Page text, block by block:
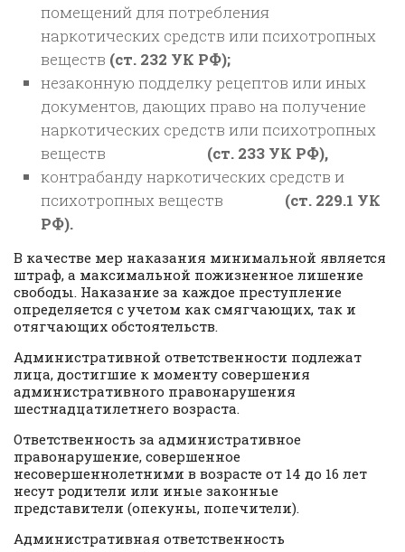
помещений для потребления
наркотических средств или психотропных
веществ (ст. 232 УК РФ);
незаконную подделку рецептов или иных
документов, дающих право на получение
наркотических средств или психотропных
веществ (ст. 233 УК РФ),
контрабанду наркотических средств и
психотропных веществ (ст. 229.1 УК
РФ).
В качестве мер наказания минимальной является
штраф, а максимальной пожизненное лишение
свободы. Наказание за каждое преступление
определяется с учетом как смягчающих, так и
отягчающих обстоятельств.
Административной ответственности подлежат
лица, достигшие к моменту совершения
административного правонарушения
шестнадцатилетнего возраста.
Ответственность за административное
правонарушение, совершенное
несовершеннолетними в возрасте от 14 до 16 лет
несут родители или иные законные
представители (опекуны, попечители).
Административная ответственность